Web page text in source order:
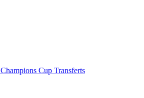
Champions Cup Transferts